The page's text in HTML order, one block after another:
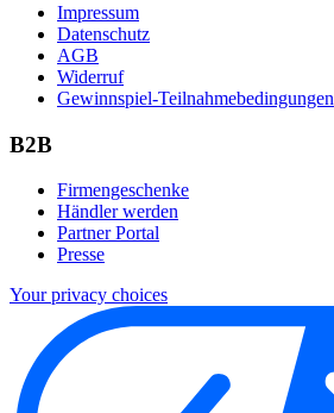
Impressum
Datenschutz
AGB
Widerruf
Gewinnspiel-Teilnahmebedingungen
B2B
Firmengeschenke
Händler werden
Partner Portal
Presse
Your privacy choices